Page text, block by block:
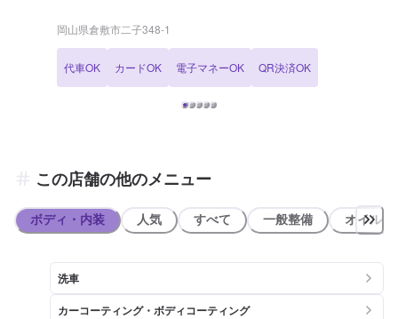
上げます。 〈レンタカー〉 当店ではレンタカーも取り扱っておりま
す。詳しくはお問合せください。 【国家資格保持者が在籍】 2級整備
い。日常で気になるトラブルもご相談下さい。 【セルフ新中庄は認証
資格を持っております】 セルフ新中庄SSは分解認証（部分）を取得
しております。 →より多くの整備が可能です。ぜひこちらのページか
岡山県倉敷市二子348-1
代車OK カードOK 電子マネーOK QR決済OK
この店舗の他のメニュー
ボディ・内装 人気 すべて 一般整備 オイル類
洗車
カーコーティング・ボディコーティング